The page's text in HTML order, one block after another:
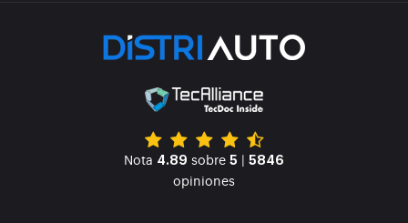
Nota 4.89 sobre 5 | 5846
opiniones